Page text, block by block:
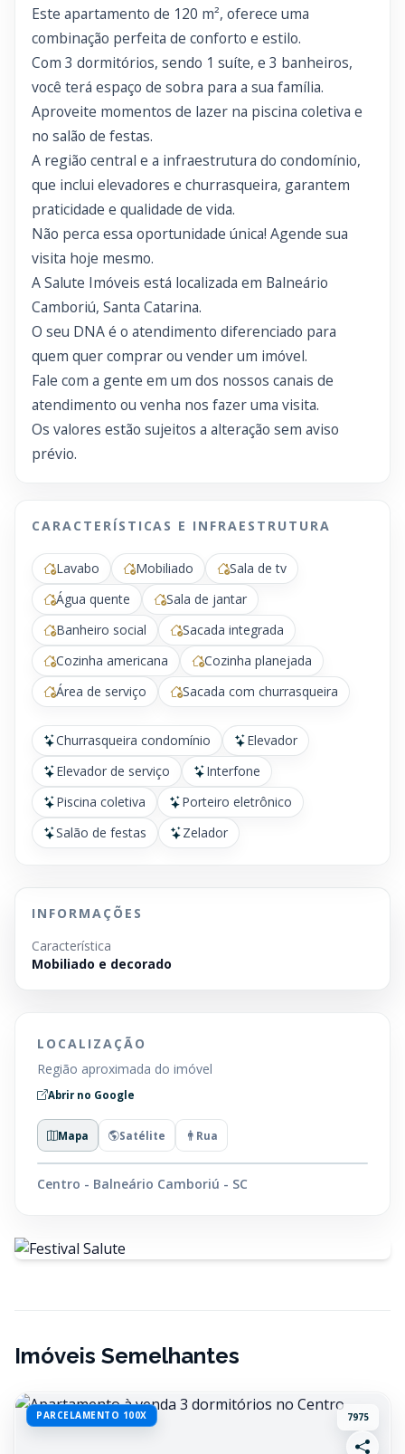
Este apartamento de 120 m², oferece uma
combinação perfeita de conforto e estilo.
Com 3 dormitórios, sendo 1 suíte, e 3 banheiros,
você terá espaço de sobra para a sua família.
Aproveite momentos de lazer na piscina coletiva e
no salão de festas.
A região central e a infraestrutura do condomínio,
que inclui elevadores e churrasqueira, garantem
praticidade e qualidade de vida.
Não perca essa oportunidade única! Agende sua
visita hoje mesmo.
A Salute Imóveis está localizada em Balneário
Camboriú, Santa Catarina.
O seu DNA é o atendimento diferenciado para
quem quer comprar ou vender um imóvel.
Fale com a gente em um dos nossos canais de
atendimento ou venha nos fazer uma visita.
Os valores estão sujeitos a alteração sem aviso
prévio.
CARACTERÍSTICAS E INFRAESTRUTURA
Lavabo Mobiliado
Sala de tv
Água quente
Sala de jantar
Banheiro social
Sacada integrada
Cozinha americana
Cozinha planejada
Área de serviço
Sacada com churrasqueira
Churrasqueira condomínio
Elevador
Elevador de serviço
Interfone
Piscina coletiva
Porteiro eletrônico
Salão de festas
Zelador
INFORMAÇÕES
Característica
Mobiliado e decorado
LOCALIZAÇÃO
Região aproximada do imóvel
Abrir no Google
Mapa Satélite Rua
Centro - Balneário Camboriú - SC
Imóveis Semelhantes
PARCELAMENTO 100X 7975